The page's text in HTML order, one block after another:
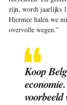
zijn, wordt jaarlijks
Hiermee halen we
overvolle wegen.”
Koop
voorbeeld